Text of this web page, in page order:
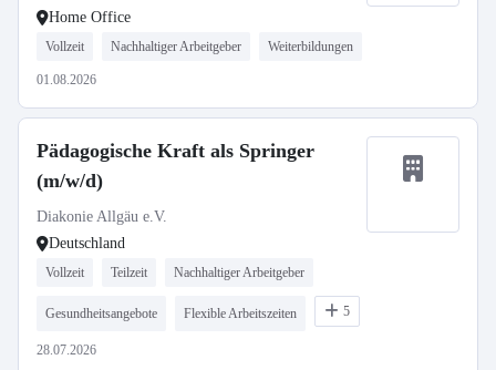
Home Office
Vollzeit Nachhaltiger Arbeitgeber Weiterbildungen
01.08.2026
Pädagogische Kraft als Springer
(m/w/d)
Diakonie Allgäu e.V.
Deutschland
Vollzeit Teilzeit Nachhaltiger Arbeitgeber
Gesundheitsangebote Flexible Arbeitszeiten 5
28.07.2026